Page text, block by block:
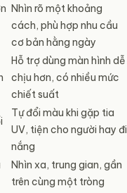
Nhìn rõ một khoảng
cách, phù hợp nhu cầu
cơ bản hằng ngày
Hỗ trợ dùng màn hình dễ
chịu hơn, có nhiều mức
chiết suất
Tự đổi màu khi gặp tia
UV, tiện cho người hay đi
nắng
Nhìn xa, trung gian, gần
trên cùng một tròng